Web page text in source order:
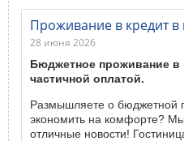
Проживание в кредит
28 июня 2026
Бюджетное проживание в
частичной оплатой.
Размышляете о бюджетной
экономить на комфорте?
отличные новости!